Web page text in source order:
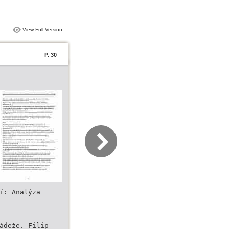
View Full Version
P. 30
Analýza
Filip